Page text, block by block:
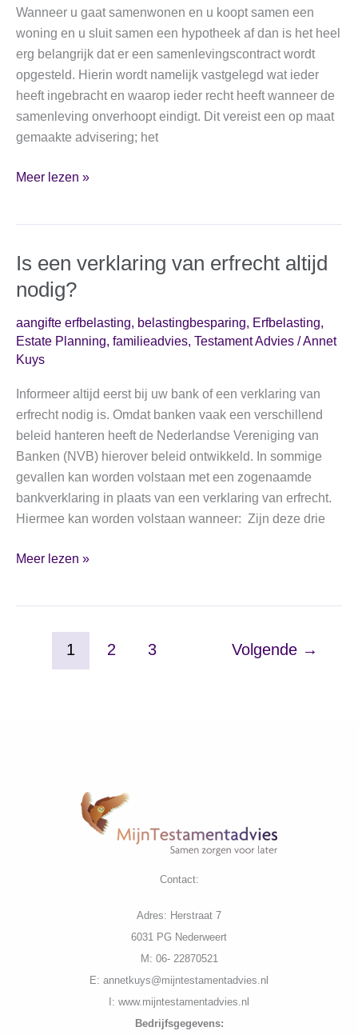
draai
je
niet
zomaar
terug.
Ruzie
bij
een
vererft
ook
generaties
lang!
Wanneer u gaat samenwonen en u koopt samen een
woning en u sluit samen een hypotheek af dan is het heel
erg belangrijk dat er een samenlevingscontract wordt
opgesteld. Hierin wordt namelijk vastgelegd wat ieder
heeft ingebracht en waarop ieder recht heeft wanneer de
samenleving onverhoopt eindigt. Dit vereist een op maat
gemaakte advisering; het
Opnieuw
een
nieuwe
woning
kopen;
let
op!
Meer lezen »
Is een verklaring van erfrecht altijd
nodig?
aangifte erfbelasting, belastingbesparing, Erfbelasting,
Estate Planning, familieadvies, Testament Advies /Annet
Kuys
Informeer altijd eerst bij uw bank of een verklaring van
erfrecht nodig is. Omdat banken vaak een verschillend
beleid hanteren heeft de Nederlandse Vereniging van
Banken (NVB) hierover beleid ontwikkeld. In sommige
gevallen kan worden volstaan met een zogenaamde
bankverklaring in plaats van een verklaring van erfrecht.
Hiermee kan worden volstaan wanneer: Zijn deze drie
Is
Meer lezen »
1 2 3 Volgende →
Contact:
Adres: Herstraat 7
6031 PG Nederweert
M: 06- 22870521
E: annetkuys@mijntestamentadvies.nl
I: www.mijntestamentadvies.nl
Bedrijfsgegevens: